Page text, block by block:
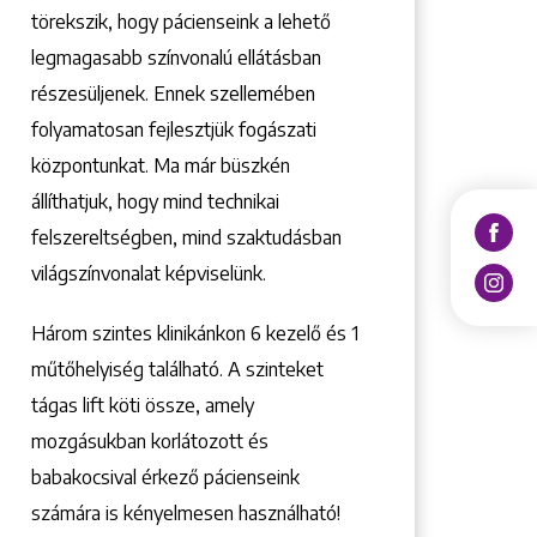
törekszik, hogy pácienseink a lehető
legmagasabb színvonalú ellátásban
részesüljenek. Ennek szellemében
folyamatosan fejlesztjük fogászati
központunkat. Ma már büszkén
állíthatjuk, hogy mind technikai
felszereltségben, mind szaktudásban
világszínvonalat képviselünk.
Három szintes klinikánkon 6 kezelő ­és 1
műtőhelyiség található. A szinteket
tágas lift köti össze, amely
mozgásukban korlátozott és
babakocsival érkező pácienseink
számára is kényelmesen használható!